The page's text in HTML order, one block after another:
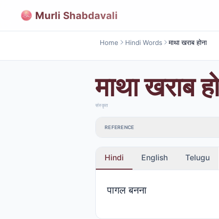
Murli Shabdavali
Home Hindi Words माथा खराब होना
माथा खराब
संस्कृत
REFERENCE
Hindi English Telugu
पागल बनना